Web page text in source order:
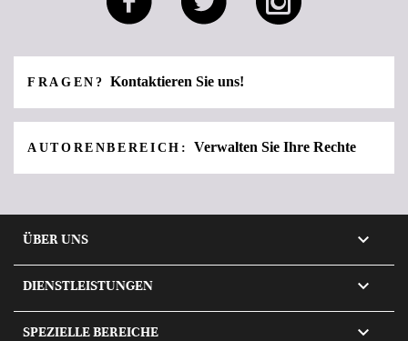
FRAGEN?Kontaktieren Sie uns!
AUTORENBEREICH: Verwalten Sie Ihre Rechte
ÜBER UNS 
DIENSTLEISTUNGEN 
SPEZIELLE BEREICHE 